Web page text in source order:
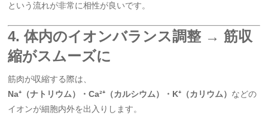
という流れが非常に相性が良いです。
4. 体内のイオンバランス調整 → 筋収
縮がスムーズに
筋肉が収縮する際は、
Na⁺（ナトリウム）・Ca²⁺（カルシウム）・K⁺（カリウム） などの
イオンが細胞内外を出入りします。